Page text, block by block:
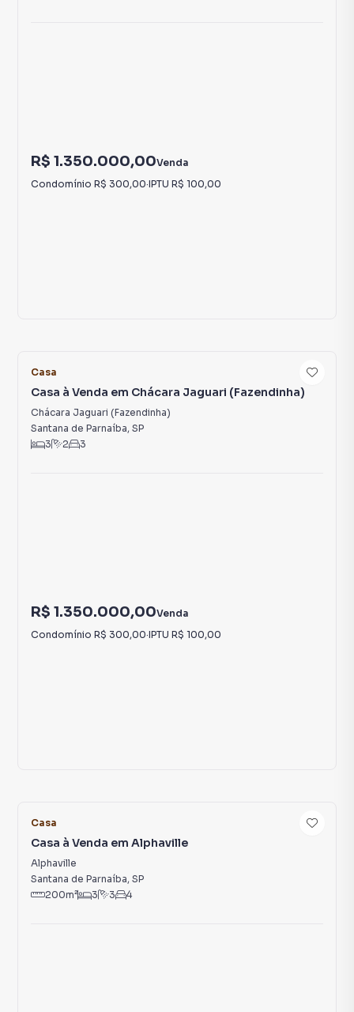
R$ 1.350.000,00Venda
Condomínio R$ 300,00·IPTU R$ 100,00
Casa
Casa à Venda em Chácara Jaguari (Fazendinha)
Chácara Jaguari (Fazendinha)
Santana de Parnaíba, SP
3
2 3
R$ 1.350.000,00Venda
Condomínio R$ 300,00·IPTU R$ 100,00
Casa
Casa à Venda em Alphaville
Alphaville
Santana de Parnaíba, SP
200m² 3 3 4